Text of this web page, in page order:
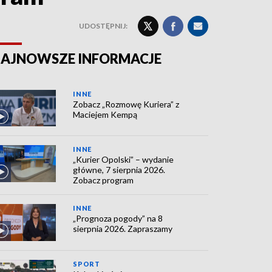
UDOSTĘPNIJ:
INFORMACJE
INNE
Zobacz „Rozmowę Kuriera” z
Maciejem Kempą
INNE
„Kurier Opolski” – wydanie
główne, 7 sierpnia 2026.
Zobacz program
INNE
„Prognoza pogody” na 8
sierpnia 2026. Zapraszamy
SPORT